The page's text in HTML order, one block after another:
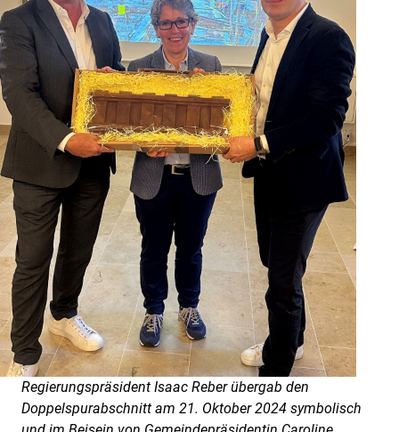
Regierungspräsident Isaac Reber übergab den
Doppelspurabschnitt am 21. Oktober 2024 symbolisch